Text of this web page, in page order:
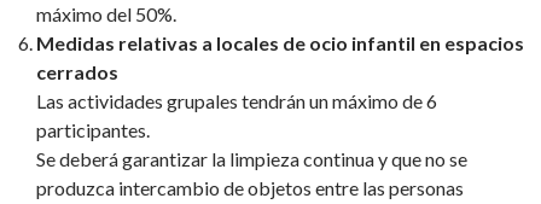
máximo del 50%.
Medidas relativas a locales de ocio infantil en espacios
cerrados
Las actividades grupales tendrán un máximo de 6
participantes.
Se deberá garantizar la limpieza continua y que no se
produzca intercambio de objetos entre las personas